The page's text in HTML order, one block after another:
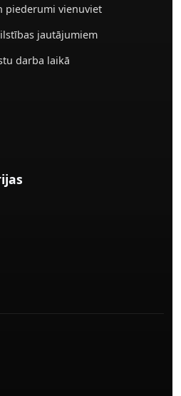
piederumi vienuviet
jautājumiem
darba laikā